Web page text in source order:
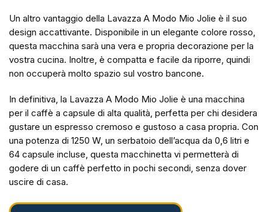
Un altro vantaggio della Lavazza A Modo Mio Jolie è il suo
design accattivante. Disponibile in un elegante colore rosso,
questa macchina sarà una vera e propria decorazione per la
vostra cucina. Inoltre, è compatta e facile da riporre, quindi
non occuperà molto spazio sul vostro bancone.
In definitiva, la Lavazza A Modo Mio Jolie è una macchina
per il caffè a capsule di alta qualità, perfetta per chi desidera
gustare un espresso cremoso e gustoso a casa propria. Con
una potenza di 1250 W, un serbatoio dell’acqua da 0,6 litri e
64 capsule incluse, questa macchinetta vi permetterà di
godere di un caffè perfetto in pochi secondi, senza dover
uscire di casa.